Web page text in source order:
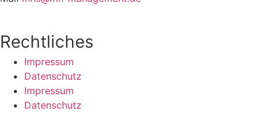
Rechtliches
Impressum
Datenschutz
Impressum
Datenschutz